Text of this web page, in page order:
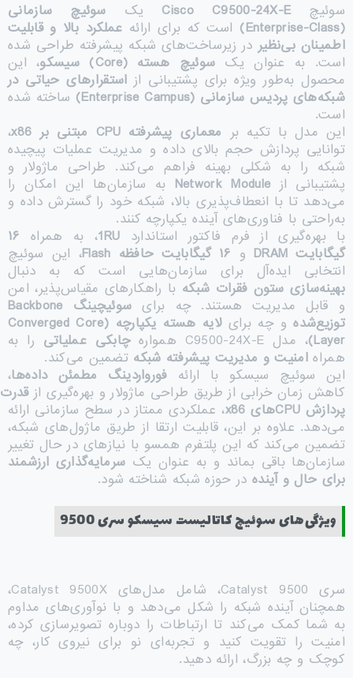
سوئیچCisco C9500-24X-E یک سوئیچ سازمانی
(Enterprise-Class)
است که برای ارائه عملکرد بالا و قابلیت
اطمینان بی‌نظیر در زیرساخت‌های شبکه پیشرفته طراحی شده
است. به عنوان یک سوئیچ هسته (Core) سیسکو، این
محصول به‌طور ویژه برای پشتیبانی از استقرارهای حیاتی در
شبکه‌های پردیس سازمانی (Enterprise Campus)
ساخته شده
است.
این مدل با تکیه بر معماری پیشرفته مبتنی بر
،
توانایی پردازش حجم بالای داده و مدیریت عملیات پیچیده
شبکه را به شکلی بهینه فراهم می‌کند. طراحی ماژولار و
پشتیبانی ازNetwork Module به سازمان‌ها این امکان را
می‌دهد تا با انعطاف‌پذیری بالا، شبکه خود را گسترش داده و
به‌راحتی با فناوری‌های آینده یکپارچه کنند.
با بهره‌گیری از فرم فاکتور استاندارد 1RU، به همراه ۱۶
گیگابایتDRAM و ۱۶ گیگابایت حافظه
، این سوئیچ
انتخابی ایده‌آل برای سازمان‌هایی است که به دنبال
بهینه‌سازی ستون فقرات شبکه با راهکارهای مقیاس‌پذیر، امن
و قابل مدیریت هستند. چه برای سوئیچینگ Backbone
توزیع‌شدهو چه برایلایه هسته یکپارچه
(Converged Core
Layer) ، مدل C9500-24X-E همواره چابکی عملیاتی را به
همراه امنیت و مدیریت پیشرفته شبکه تضمین می‌کند.
این سوئیچ سیسکو با ارائه فورواردینگ مطمئن داده‌ها،
کاهش زمان خرابی از طریق طراحی ماژولار و بهره‌گیری ازقدرت
پردازش
هایx86
، عملکردی ممتاز در سطح سازمانی ارائه
می‌دهد. علاوه بر این، قابلیت ارتقا از طریق ماژول‌های شبکه،
تضمین می‌کند که این پلتفرم همسو با نیازهای در حال تغییر
سازمان‌ها باقی بماند و به عنوان یک سرمایه‌گذاری ارزشمند
برای حال و آینده در حوزه شبکه شناخته شود.
ویژگی‌های سوئیچ کاتالیست سیسکو سری 9500
سری Catalyst 9500، شامل مدل‌های Catalyst 9500X،
همچنان آینده شبکه را شکل می‌دهد و با نوآوری‌های مداوم
به شما کمک می‌کند تا ارتباطات را دوباره تصویرسازی کرده،
امنیت را تقویت کنید و تجربه‌ای نو برای نیروی کار، چه
کوچک و چه بزرگ، ارائه دهید.